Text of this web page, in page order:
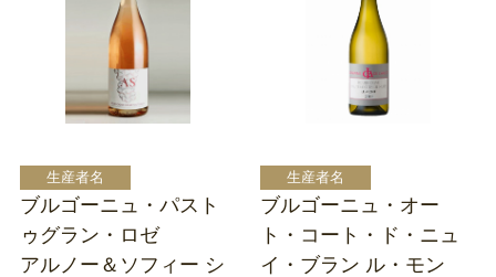
ブルゴーニュ・パスト
ゥグラン・ロゼ
アルノー＆ソフィー シ
ブルゴーニュ・オー
ト・コート・ド・ニュ
イ・ブラン ル・モン